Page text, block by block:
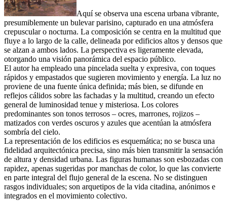
Aquí se observa una escena urbana vibrante,
presumiblemente un bulevar parisino, capturado en una atmósfera
crepuscular o nocturna. La composición se centra en la multitud que
fluye a lo largo de la calle, delineada por edificios altos y densos que
se alzan a ambos lados. La perspectiva es ligeramente elevada,
otorgando una visión panorámica del espacio público.
El autor ha empleado una pincelada suelta y expresiva, con toques
rápidos y empastados que sugieren movimiento y energía. La luz no
proviene de una fuente única definida; más bien, se difunde en
reflejos cálidos sobre las fachadas y la multitud, creando un efecto
general de luminosidad tenue y misteriosa. Los colores
predominantes son tonos terrosos – ocres, marrones, rojizos –
matizados con verdes oscuros y azules que acentúan la atmósfera
sombría del cielo.
La representación de los edificios es esquemática; no se busca una
fidelidad arquitectónica precisa, sino más bien transmitir la sensación
de altura y densidad urbana. Las figuras humanas son esbozadas con
rapidez, apenas sugeridas por manchas de color, lo que las convierte
en parte integral del flujo general de la escena. No se distinguen
rasgos individuales; son arquetipos de la vida citadina, anónimos e
integrados en el movimiento colectivo.